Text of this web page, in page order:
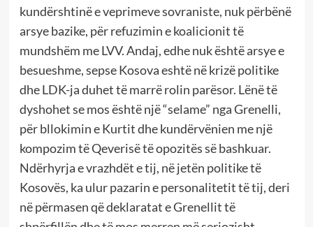
kundërshtinë e veprimeve sovraniste, nuk përbënë
arsye bazike, për refuzimin e koalicionit të
mundshëm me LVV. Andaj, edhe nuk është arsye e
besueshme, sepse Kosova eshtë në krizë politike
dhe LDK-ja duhet të marrë rolin parësor. Lënë të
dyshohet se mos është një “selame” nga Grenelli,
për bllokimin e Kurtit dhe kundërvënien me një
kompozim të Qeverisë të opozitës së bashkuar.
Ndërhyrja e vrazhdët e tij, në jetën politike të
Kosovës, ka ulur pazarin e personalitetit të tij, deri
në përmasen që deklaratat e Grenellit të